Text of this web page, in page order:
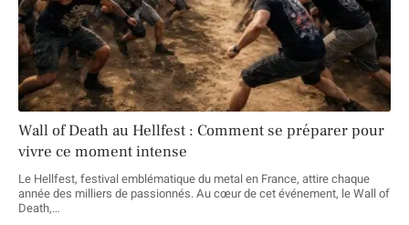
Wall of Death au Hellfest : Comment se préparer pour
vivre ce moment intense
Le Hellfest, festival emblématique du metal en France, attire chaque
année des milliers de passionnés. Au cœur de cet événement, le Wall of
Death,…